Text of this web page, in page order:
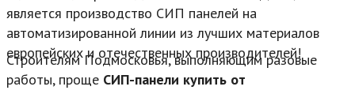
Строителям Подмосковья, выполняющим разовые
работы, проще СИП-панели купить от
является производство СИП панелей на
автоматизированной линии из лучших материалов
европейских и отечественных производителей!